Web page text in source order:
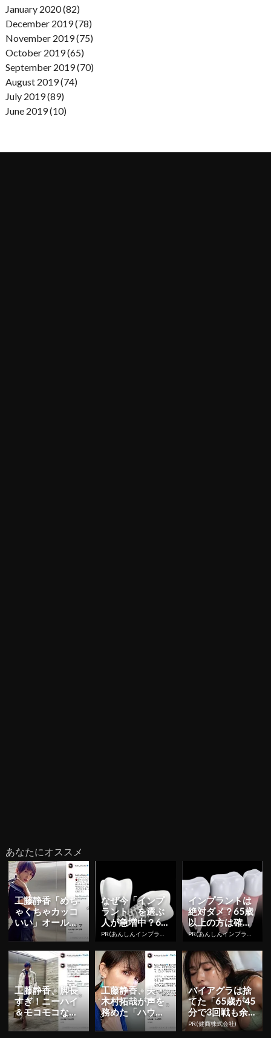
January 2020 (82)
December 2019 (78)
November 2019 (75)
October 2019 (65)
September 2019 (70)
August 2019 (74)
July 2019 (89)
June 2019 (10)
あなたにオススメ
工藤静香「めち
ゃくちゃカッコ
いい」オールイ
ンワン姿の私服
を公開！
なぜ今「インプ
ラント」を選ぶ
人が急増中？65
歳以上の方は要
の放置は...
インプラントは
絶対ダメ？65歳
以上の方は確認
してみて。20名
のガイ...
工藤静香、脚長
すぎ！ニーハイ
＆モコモコな冬
の私服コーデを
公開
工藤静香、夫・
木村拓哉が声を
務めた「ハウ
ル」風ピアスを
着けた姿を公
バイアグラは捨
てた「65歳が45
分で3回戦も余
裕」980円で朝
まで絶好調！
PR(健商株式会社)